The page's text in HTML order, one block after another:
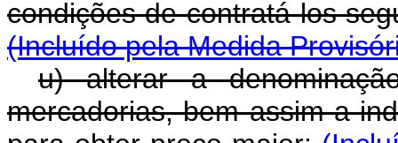
condições de contratá-los
(Incluído pela Medida
u) alterar a
mercadorias, bem assim a